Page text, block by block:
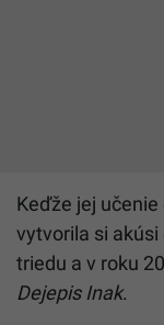
Keďže jej
vytvorila si
triedu a v roku
Dejepis Inak.